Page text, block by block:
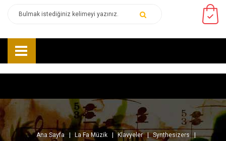
Ana Sayfa La Fa Müzik Klavyeler
Synthesizers